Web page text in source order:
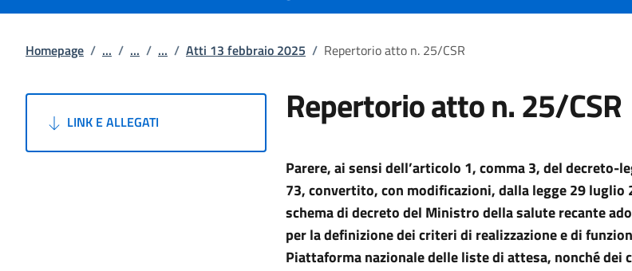
Homepage / ... / ... / ... / Atti 13 febbraio 2025 / Repertorio atto n. 25/CSR
LINK E ALLEGATI Repertorio atto n. 25/CSR
Parere, ai sensi dell’articolo 1, comma 3, del decreto-
73, convertito, con modificazioni, dalla legge 29 luglio
schema di decreto del Ministro della salute recante
per la definizione dei criteri di realizzazione e di
Piattaforma nazionale delle liste di attesa, nonché